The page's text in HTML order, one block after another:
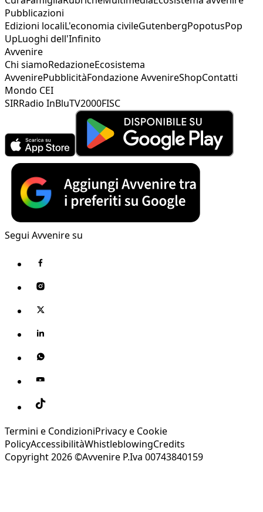
Pubblicazioni
Edizioni localiL'economia civileGutenbergPopotusPop
UpLuoghi dell'Infinito
Avvenire
Chi siamoRedazioneEcosistema
AvvenirePubblicitàFondazione AvvenireShopContatti
Mondo CEI
SIRRadio InBluTV2000FISC
Segui Avvenire su
Termini e CondizioniPrivacy e Cookie
PolicyAccessibilitàWhistleblowingCredits
Copyright 2026 ©Avvenire P.Iva 00743840159